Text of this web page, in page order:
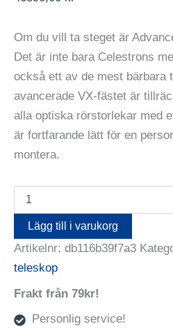
Om du vill ta steget är
Det är inte bara Celestrons
också ett av de mest bärbara
avancerade VX-fästet är
alla optiska rörstorlekar med
är fortfarande lätt för en
montera.
Advanced
11
mängd
Lägg till i varukorg
Artikelnr: db116b39f7a3
teleskop
Frakt från 79kr!
Personlig service!